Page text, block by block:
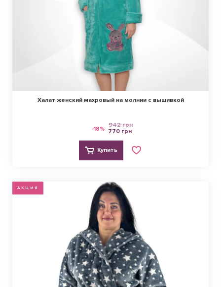
Халат женский махровый на молнии с вышивкой
-18% 942 грн
770 грн
Купить
АКЦИЯ